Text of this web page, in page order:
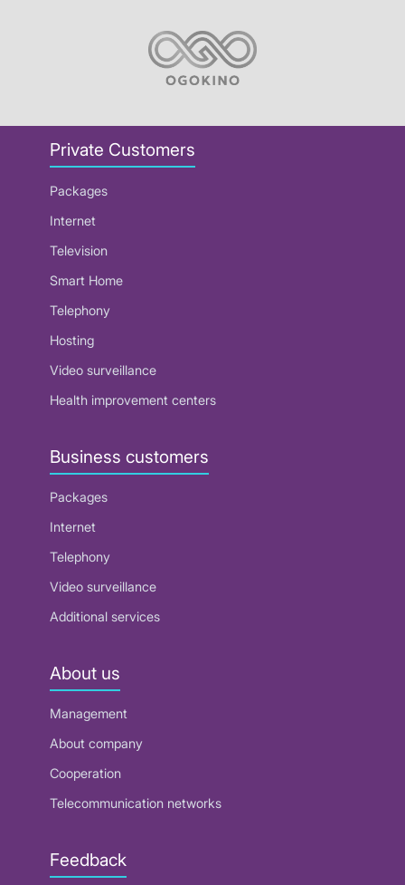
Private Customers
Packages
Internet
Television
Smart Home
Telephony
Hosting
Video surveillance
Health improvement centers
Business customers
Packages
Internet
Telephony
Video surveillance
Additional services
About us
Management
About company
Cooperation
Telecommunication networks
Feedback